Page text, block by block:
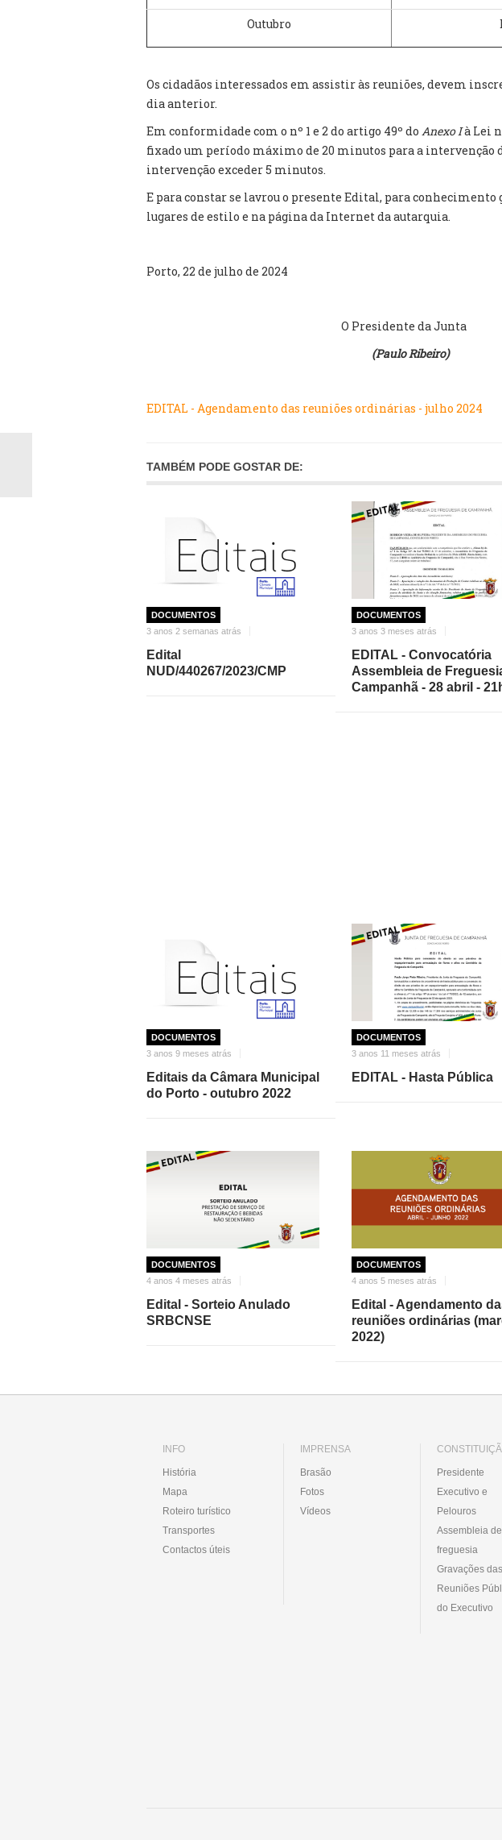
Outubro
Os cidadãos interessados em assistir às reuniões, devem
dia anterior.
Em conformidade com o nº 1 e 2 do artigo 49º do Anexo Ià Lei
fixado um período máximo de 20 minutos para a intervenção
intervenção exceder 5 minutos.
E para constar se lavrou o presente Edital, para conhecimento
lugares de estilo e na página da Internet da autarquia.
Porto, 22 de julho de 2024
O Presidente da Junta
(Paulo Ribeiro)
EDITAL - Agendamento das reuniões ordinárias - julho 2024
TAMBÉM PODE GOSTAR DE:
DOCUMENTOS
3 anos 2 semanas atrás
Edital
NUD/440267/2023/CMP
DOCUMENTOS
3 anos 3 meses atrás
EDITAL - Convocatória
Assembleia de
Campanhã - 28 abril -
DOCUMENTOS
3 anos 9 meses atrás
Editais da Câmara Municipal
do Porto - outubro 2022
DOCUMENTOS
3 anos 11 meses atrás
EDITAL - Hasta Pública
DOCUMENTOS
4 anos 4 meses atrás
Edital - Sorteio Anulado
SRBCNSE
DOCUMENTOS
4 anos 5 meses atrás
Edital - Agendamento
reuniões ordinárias
2022)
INFO
História
Mapa
Roteiro turístico
Transportes
Contactos úteis
IMPRENSA
Brasão
Fotos
Vídeos
Presidente
Executivo e
Pelouros
Assembleia de
freguesia
Gravações das
Reuniões
do Executivo